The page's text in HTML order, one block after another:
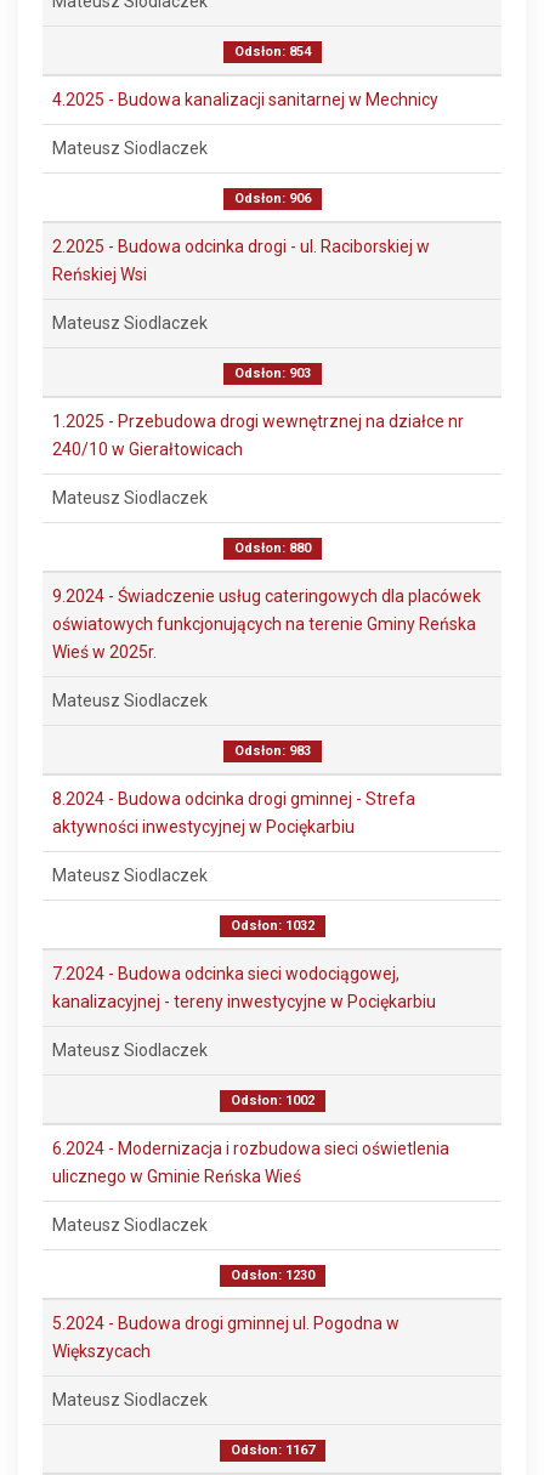
Odsłon: 854
4.2025 - Budowa kanalizacji sanitarnej w Mechnicy
Mateusz Siodlaczek
Odsłon: 906
2.2025 - Budowa odcinka drogi - ul. Raciborskiej w
Reńskiej Wsi
Mateusz Siodlaczek
Odsłon: 903
1.2025 - Przebudowa drogi wewnętrznej na działce nr
240/10 w Gierałtowicach
Mateusz Siodlaczek
Odsłon: 880
9.2024 - Świadczenie usług cateringowych dla placówek
oświatowych funkcjonujących na terenie Gminy Reńska
Wieś w 2025r.
Mateusz Siodlaczek
Odsłon: 983
8.2024 - Budowa odcinka drogi gminnej - Strefa
aktywności inwestycyjnej w Pociękarbiu
Mateusz Siodlaczek
Odsłon: 1032
7.2024 - Budowa odcinka sieci wodociągowej,
kanalizacyjnej - tereny inwestycyjne w Pociękarbiu
Mateusz Siodlaczek
Odsłon: 1002
6.2024 - Modernizacja i rozbudowa sieci oświetlenia
ulicznego w Gminie Reńska Wieś
Mateusz Siodlaczek
Odsłon: 1230
5.2024 - Budowa drogi gminnej ul. Pogodna w
Większycach
Mateusz Siodlaczek
Odsłon: 1167